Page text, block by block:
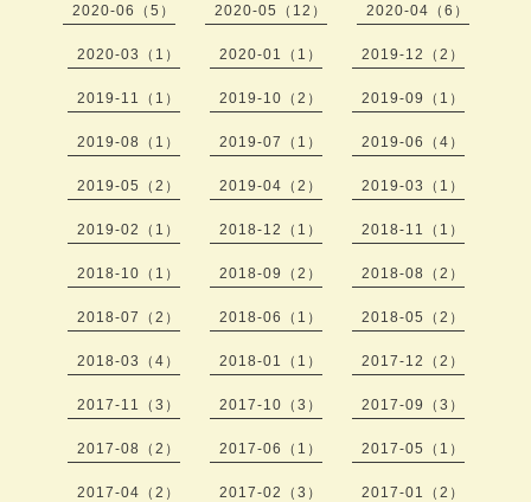
2020-06（5） 2020-05（12） 2020-04（6）
2020-03（1） 2020-01（1） 2019-12（2）
2019-11（1） 2019-10（2） 2019-09（1）
2019-08（1） 2019-07（1） 2019-06（4）
2019-05（2） 2019-04（2） 2019-03（1）
2019-02（1） 2018-12（1） 2018-11（1）
2018-10（1） 2018-09（2） 2018-08（2）
2018-07（2） 2018-06（1） 2018-05（2）
2018-03（4） 2018-01（1） 2017-12（2）
2017-11（3） 2017-10（3） 2017-09（3）
2017-08（2） 2017-06（1） 2017-05（1）
2017-04（2） 2017-02（3） 2017-01（2）